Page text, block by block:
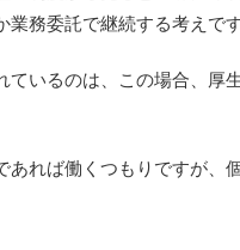
務委託で継続する考えです
ているのは、この場合、厚
あれば働くつもりですが、